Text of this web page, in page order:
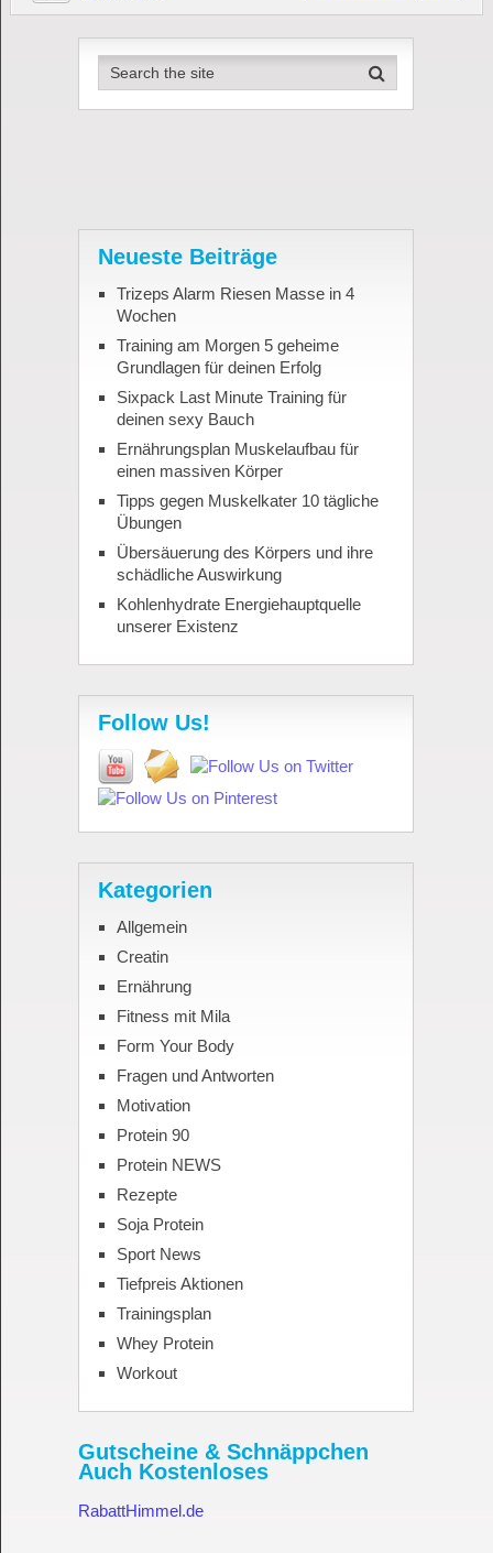
Neueste Beiträge
Trizeps Alarm Riesen Masse in 4
Wochen
Training am Morgen 5 geheime
Grundlagen für deinen Erfolg
Sixpack Last Minute Training für
deinen sexy Bauch
Ernährungsplan Muskelaufbau für
einen massiven Körper
Tipps gegen Muskelkater 10 tägliche
Übungen
Übersäuerung des Körpers und ihre
schädliche Auswirkung
Kohlenhydrate Energiehauptquelle
unserer Existenz
Follow Us!
Kategorien
Allgemein
Creatin
Ernährung
Fitness mit Mila
Form Your Body
Fragen und Antworten
Motivation
Protein 90
Protein NEWS
Rezepte
Soja Protein
Sport News
Tiefpreis Aktionen
Trainingsplan
Whey Protein
Workout
Gutscheine & Schnäppchen
Auch Kostenloses
RabattHimmel.de